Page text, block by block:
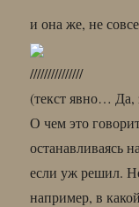
и она же, не
///////////////
(текст явно…
О чем это
останавливаясь
если уж решил.
например, в